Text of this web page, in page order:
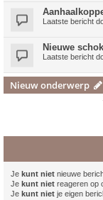
Laatste bericht
Nieuwe
Laatste bericht
Nieuw onderwerp
Je kunt niet nieuwe
Je kunt niet reageren op
Je kunt niet je eigen